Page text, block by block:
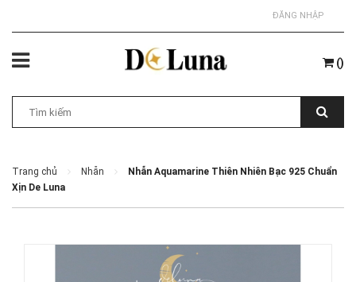
ĐĂNG NHẬP
()
Trang chủ Nhẫn
Nhẫn Aquamarine Thiên Nhiên Bạc 925 Chuẩn
Xịn De Luna